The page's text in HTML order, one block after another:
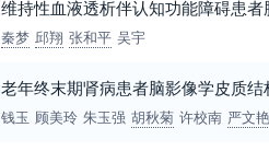
维持性血液透析伴认知功能障碍患
秦梦 邱翔 张和平 吴宇
老年终末期肾病患者脑影像学皮质
钱玉 顾美玲 朱玉强 胡秋菊 许校南 严文艳